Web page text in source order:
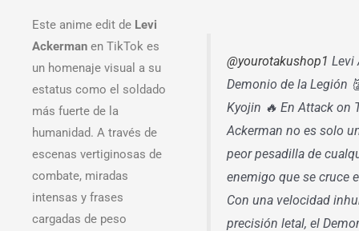
Este anime edit de Levi
Ackerman en TikTok es
un homenaje visual a su
estatus como el soldado
más fuerte de la
humanidad. A través de
escenas vertiginosas de
combate, miradas
intensas y frases
cargadas de peso
@yourotakushop1 Levi
Demonio de la Legión
Kyojin 🔥 En Attack on
Ackerman no es solo
peor pesadilla de
enemigo que se cruce
Con una velocidad
precisión letal, el